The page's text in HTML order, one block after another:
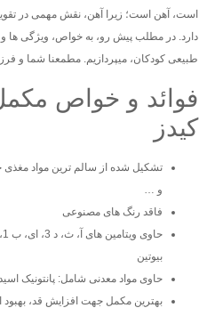
است، آهن است؛ زیرا آهن، نقش مهمی در
دارد. در مطلب پیش رو، به خواص، ویژگی ها و
طبیعی کودکان، میپردازیم. مطمعنا شما و
فوائد و خواص
کیدز
تشکیل شده از سالم ترین مواد مغذی
و …
فاقد رنگ های مصنوعی
بیوتین
حاوی مواد معدنی شامل: پانتونیک
بهترین مکمل جهت افزایش قد،